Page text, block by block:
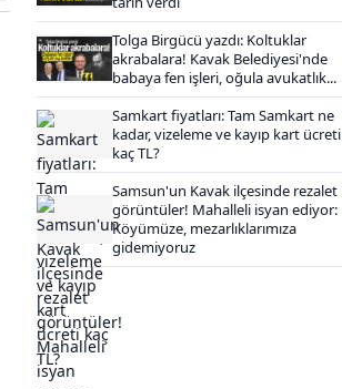
Tolga Birgücü yazdı: Koltuklar
akrabalara! Kavak Belediyesi'nde
babaya fen işleri, oğula avukatlık...
Samkart fiyatları: Tam Samkart ne
kadar, vizeleme ve kayıp kart ücreti
kaç TL?
Samsun'un Kavak ilçesinde rezalet
görüntüler! Mahalleli isyan ediyor:
Köyümüze, mezarlıklarımıza
gidemiyoruz